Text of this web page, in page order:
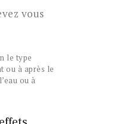
vous
le type
ou à après le
ou à